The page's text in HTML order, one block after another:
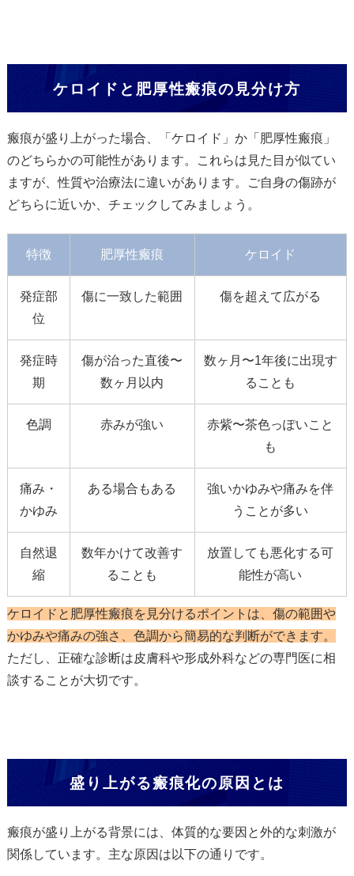
ケロイドと肥厚性瘢痕の見分け方
瘢痕が盛り上がった場合、「ケロイド」か「肥厚性瘢痕」
のどちらかの可能性があります。これらは見た目が似てい
ますが、性質や治療法に違いがあります。ご自身の傷跡が
どちらに近いか、チェックしてみましょう。
特徴 肥厚性瘢痕 ケロイド
発症部
位
傷に一致した範囲 傷を超えて広がる
発症時
期
傷が治った直後〜
数ヶ月以内
数ヶ月〜1年後に出現す
ることも
色調 赤みが強い
赤紫〜茶色っぽいこと
も
痛み・
かゆみ
ある場合もある
強いかゆみや痛みを伴
うことが多い
自然退
縮
数年かけて改善す
ることも
放置しても悪化する可
能性が高い
ケロイドと肥厚性瘢痕を見分けるポイントは、傷の範囲や
かゆみや痛みの強さ、色調から簡易的な判断ができます。
ただし、正確な診断は皮膚科や形成外科などの専門医に相
談することが大切です。
盛り上がる瘢痕化の原因とは
瘢痕が盛り上がる背景には、体質的な要因と外的な刺激が
関係しています。主な原因は以下の通りです。